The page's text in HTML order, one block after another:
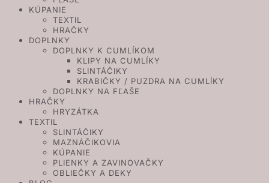
KÚPANIE
TEXTIL
HRAČKY
DOPLNKY
DOPLNKY K CUMLÍKOM
KLIPY NA CUMLÍKY
SLINTÁČIKY
KRABIČKY / PUZDRA NA CUMLÍKY
DOPLNKY NA FĽAŠE
HRAČKY
HRYZÁTKA
TEXTIL
SLINTÁČIKY
MAZNÁČIKOVIA
KÚPANIE
PLIENKY A ZAVINOVAČKY
OBLIEČKY A DEKY